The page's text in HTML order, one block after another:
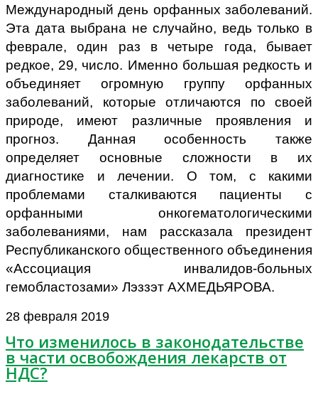
Международный день орфанных заболеваний.
Эта дата выбрана не случайно, ведь только в
феврале, один раз в четыре года, бывает
редкое, 29, число. Именно большая редкость и
объединяет огромную группу орфанных
заболеваний, которые отличаются по своей
природе, имеют различные проявления и
прогноз. Данная особенность также
определяет основные сложности в их
диагностике и лечении. О том, с какими
проблемами сталкиваются пациенты с
орфанными онкогематологическими
заболеваниями, нам рассказала президент
Республиканского общественного объединения
«Ассоциация инвалидов-больных
гемобластозами» Лэззэт АХМЕДЬЯРОВА.
28 февраля 2019
Что изменилось в законодательстве
в части освобождения лекарств от
НДС?